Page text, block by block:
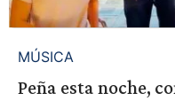
MÚSICA
Peña esta noche,